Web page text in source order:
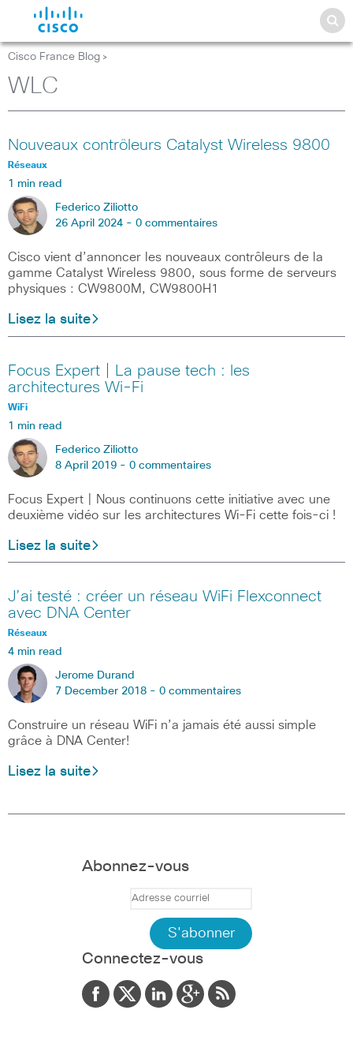
Cisco France Blog >
WLC
Nouveaux contrôleurs Catalyst Wireless 9800
Réseaux
1 min read
Federico Ziliotto
26 April 2024 - 0 commentaires
Cisco vient d’annoncer les nouveaux contrôleurs de la
gamme Catalyst Wireless 9800, sous forme de serveurs
physiques : CW9800M, CW9800H1
Lisez la suite
Focus Expert | La pause tech : les
architectures Wi-Fi
WiFi
1 min read
Federico Ziliotto
8 April 2019 - 0 commentaires
Focus Expert | Nous continuons cette initiative avec une
deuxième vidéo sur les architectures Wi-Fi cette fois-ci !
Lisez la suite
J’ai testé : créer un réseau WiFi Flexconnect
avec DNA Center
Réseaux
4 min read
Jerome Durand
7 December 2018 - 0 commentaires
Construire un réseau WiFi n’a jamais été aussi simple
grâce à DNA Center!
Lisez la suite
Abonnez-vous
Connectez-vous